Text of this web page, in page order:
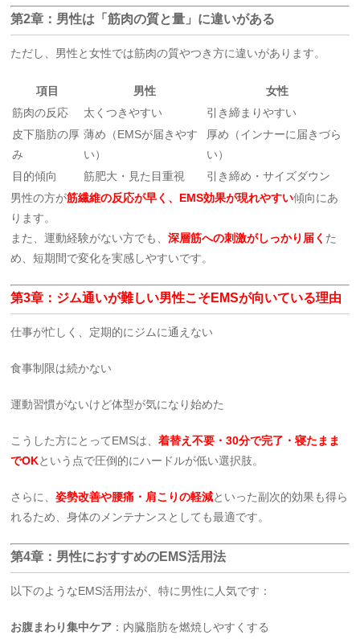
第2章：男性は「筋肉の質と量」に違いがある
ただし、男性と女性では筋肉の質やつき方に違いがあります。
項目 男性
女性
筋肉の反応
太くつきやすい
引き締まりやすい
皮下脂肪の厚
み
薄め（EMSが届きやす
い）
厚め（インナーに届きづら
い）
目的傾向
筋肥大・見た目重視
引き締め・サイズダウン
男性の方が筋繊維の反応が早く、EMS効果が現れやすい傾向にあ
ります。
また、運動経験がない方でも、深層筋への刺激がしっかり届く た
め、短期間で変化を実感しやすいです。
第3章：ジム通いが難しい男性こそEMSが向いている理由
仕事が忙しく、定期的にジムに通えない
食事制限は続かない
運動習慣がないけど体型が気になり始めた
こうした方にとってEMSは、着替え不要・30分で完了・寝たまま
でOKという点で圧倒的にハードルが低い選択肢。
さらに、姿勢改善や腰痛・肩こりの軽減といった副次的効果も得ら
れるため、身体のメンテナンスとしても最適です。
第4章：男性におすすめのEMS活用法
以下のようなEMS活用法が、特に男性に人気です：
お腹まわり集中ケア ：内臓脂肪を燃焼しやすくする